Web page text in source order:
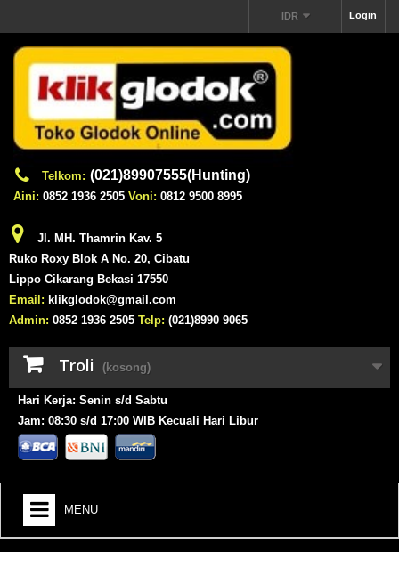
Login
IDR
Telkom: (021)89907555(Hunting)
Aini: 0852 1936 2505 Voni: 0812 9500 8995
Jl. MH. Thamrin Kav. 5
Ruko Roxy Blok A No. 20, Cibatu
Lippo Cikarang Bekasi 17550
Email: klikglodok@gmail.com
Admin: 0852 1936 2505 Telp: (021)8990 9065
Troli (kosong)
Hari Kerja: Senin s/d Sabtu
Jam: 08:30 s/d 17:00 WIB Kecuali Hari Libur
MENU